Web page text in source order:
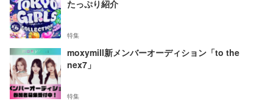
たっぷり紹介
特集
moxymill新メンバーオーディション「to the
nex7」
特集